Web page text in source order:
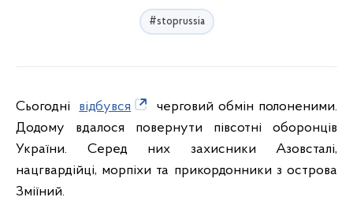
#stoprussia
Сьогодні відбувся
черговий обмін полоненими.
Додому вдалося повернути півсотні оборонців
України. Серед них захисники Азовсталі,
нацгвардійці, морпіхи та прикордонники з острова
Зміїний.